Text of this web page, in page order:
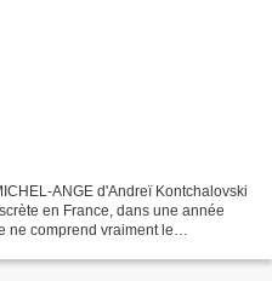
ANGE d'Andreï Kontchalovski
en France, dans une année
ne comprend vraiment le